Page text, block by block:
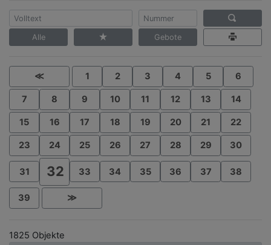
Alle Gebote
≪ 1 2 3 4 5 6
7 8 9 10 11 12 13 14
15 16 17 18 19 20 21 22
23 24 25 26 27 28 29 30
31 32 33 34 35 36 37 38
39 ≫
1825 Objekte